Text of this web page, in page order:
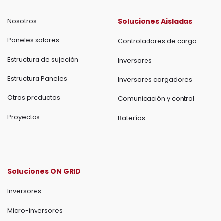
Nosotros
Paneles solares
Estructura de sujeción
Estructura Paneles
Otros productos
Proyectos
Soluciones Aisladas
Controladores de carga
Inversores
Inversores cargadores
Comunicación y control
Baterías
Soluciones ON GRID
Inversores
Micro-inversores